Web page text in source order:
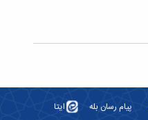
پیام رسان بله ایتا